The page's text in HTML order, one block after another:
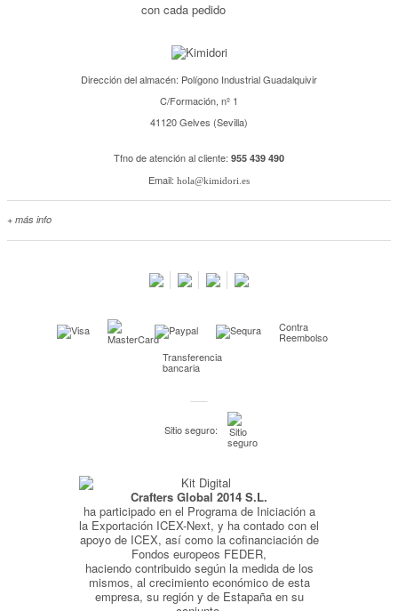
con cada pedido
Dirección del almacén: Polígono Industrial Guadalquivir
C/Formación, nº 1
41120 Gelves (Sevilla)
Tfno de atención al cliente: 955 439 490
Email: hola@kimidori.es
+ más info
Kimidori PRINT, nuestro servicio de impresión de fotos
Pago seguro y financiación
Condiciones generales de Compra
Política de Privacidad
Política de Cookies
Contra
Reembolso
Transferencia
bancaria
Sitio seguro:
Crafters Global 2014 S.L.
ha participado en el Programa de Iniciación a
la Exportación ICEX-Next, y ha contado con el
apoyo de ICEX, así como la cofinanciación de
Fondos europeos FEDER,
haciendo contribuido según la medida de los
mismos, al crecimiento económico de esta
empresa, su región y de Estapaña en su